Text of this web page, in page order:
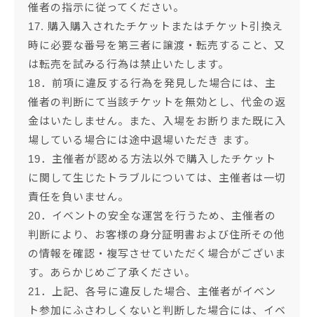
催者の指示に従ってください。
17. 購入購入されたチケットまたはチケット引換え
時に必要な番号を第三者に譲渡・転売すること、又
は転売を試みる行為は禁止いたします。
18．前項に違反する行為を発見した場合には、主
催者の判断にて当該チケットを無効とし、代金の返
金はいたしません。また、入場をお断りまた既に入
場している場合には途中退場いただき ます。
19．主催者が認める方法以外で購入したチケット
に関して生じたトラブルについては、主催者は一切
責任を負いません。
20．イベントの安全な運営を行うため、主催者の
判断により、お客様の身分証明書および住所その他
の情報を確認・複写させていただく場合がございま
す。あらかじめご了承ください。
21．上記、各号に違反した場合、主催者がイベン
ト参加にふさわしくないと判断した場合には、イベ